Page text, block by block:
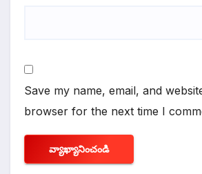
Save my name, email, and
browser for the next time I